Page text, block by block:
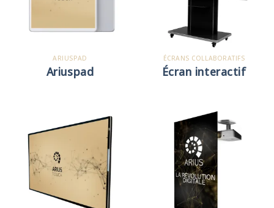
ARIUSPAD
Ariuspad
ÉCRANS COLLABORATIFS
Écran interactif